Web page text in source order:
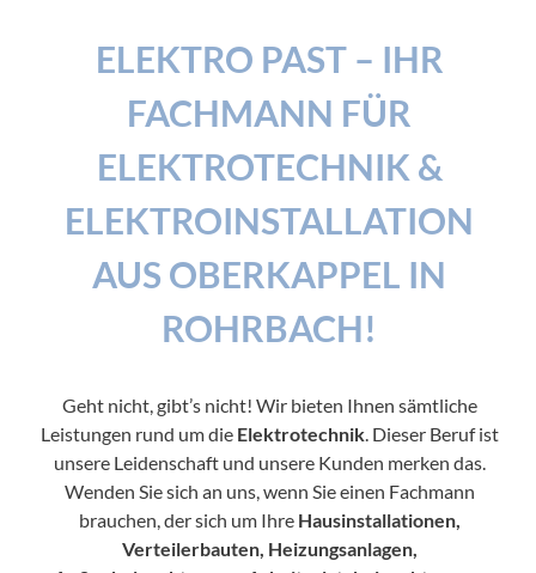
ELEKTRO PAST – IHR
FACHMANN FÜR
ELEKTROTECHNIK &
ELEKTROINSTALLATION
AUS OBERKAPPEL IN
ROHRBACH!
Geht nicht, gibt’s nicht! Wir bieten Ihnen sämtliche
Leistungen rund um die Elektrotechnik. Dieser Beruf ist
unsere Leidenschaft und unsere Kunden merken das.
Wenden Sie sich an uns, wenn Sie einen Fachmann
brauchen, der sich um Ihre Hausinstallationen,
Verteilerbauten, Heizungsanlagen,